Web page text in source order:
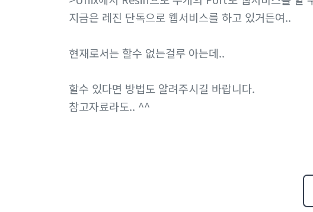
지금은 레진 단독으로 웹서비스를 하고 있거든여..
현재로서는 할수 없는걸루 아는데..
할수 있다면 방법도 알려주시길 바랍니다.
참고자료라도.. ^^